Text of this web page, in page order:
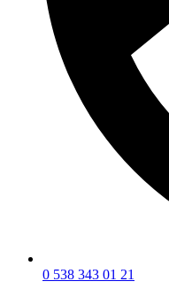
0 538 343 01 21